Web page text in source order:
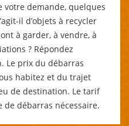
votre demande, quelques
il d’objets à recycler
à garder, à vendre, à
? Répondez
Le prix du débarras
habitez et du trajet
de destination. Le tarif
de débarras nécessaire.